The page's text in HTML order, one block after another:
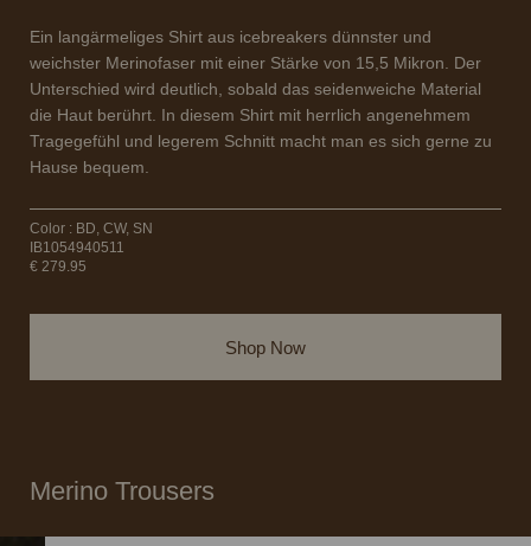
Ein langärmeliges Shirt aus icebreakers dünnster und
weichster Merinofaser mit einer Stärke von 15,5 Mikron. Der
Unterschied wird deutlich, sobald das seidenweiche Material
die Haut berührt. In diesem Shirt mit herrlich angenehmem
Tragegefühl und legerem Schnitt macht man es sich gerne zu
Hause bequem.
Color : BD, CW, SN
IB1054940511
€ 279.95
Shop Now
Merino Trousers